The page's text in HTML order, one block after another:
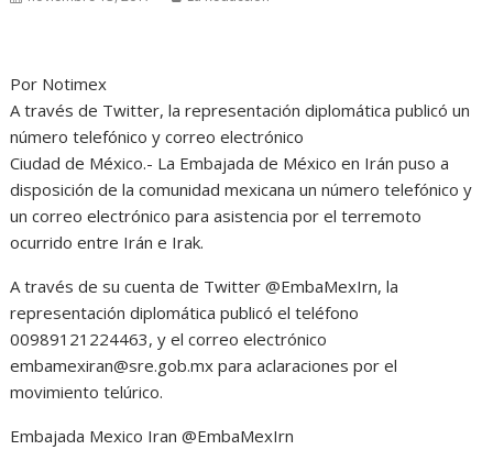
Por Notimex
A través de Twitter, la representación diplomática publicó un
número telefónico y correo electrónico
Ciudad de México.- La Embajada de México en Irán puso a
disposición de la comunidad mexicana un número telefónico y
un correo electrónico para asistencia por el terremoto
ocurrido entre Irán e Irak.
A través de su cuenta de Twitter @EmbaMexIrn, la
representación diplomática publicó el teléfono
00989121224463, y el correo electrónico
embamexiran@sre.gob.mx para aclaraciones por el
movimiento telúrico.
Embajada Mexico Iran @EmbaMexIrn